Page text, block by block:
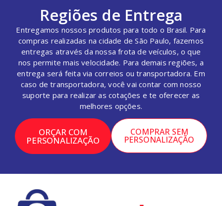
Regiões de Entrega
Entregamos nossos produtos para todo o Brasil. Para
compras realizadas na cidade de São Paulo, fazemos
entregas através da nossa frota de veículos, o que
nos permite mais velocidade. Para demais regiões, a
entrega será feita via correios ou transportadora. Em
caso de transportadora, você vai contar com nosso
suporte para realizar as cotações e te oferecer as
melhores opções.
ORÇAR COM
PERSONALIZAÇÃO
COMPRAR SEM
PERSONALIZAÇÃO